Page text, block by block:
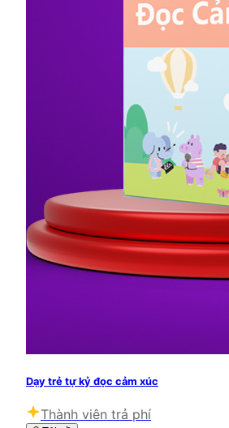
Dạy trẻ tự kỷ đọc cảm xúc
Thành viên trả phí